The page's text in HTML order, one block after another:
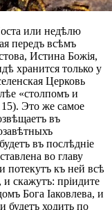
или недѣлю
передъ всѣмъ
Истина Божія,
хранится только у
Церковь
«столпомъ и
Это же самое
въ
въ послѣдніе
во главу
потекутъ къ ней всѣ
скажутъ: пріидите
Бога Іаковлева, и
будетъ ходить по